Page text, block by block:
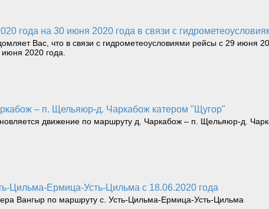
года на 30 июня 2020 года в связи с
Вас, что в связи с гидрометеоусловиями рейсы с 29 июня
2020 года.
– п. Щельяюр-д. Чаркабож катером "Щугор"
движение по маршруту д. Чаркабож – п. Щельяюр-д.
Цильма-Ермица-Усть-Цильма с 18.06.2020 года
Вангыр по маршруту с. Усть-Цильма-Ермица-Усть-Цильма